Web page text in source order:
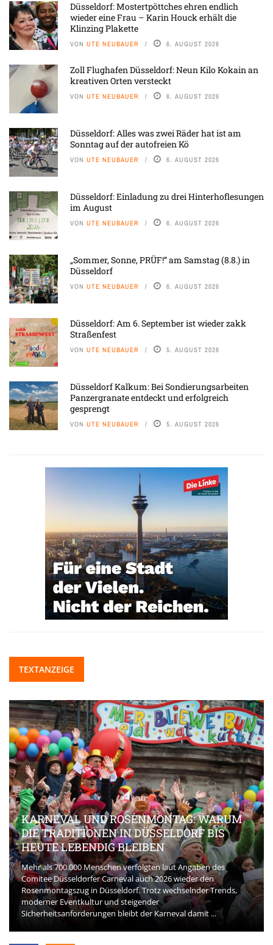
Düsseldorf: Mostertpöttches ehren endlich
wieder eine Frau – Karin Houck erhält die
Klinzing Plakette
VON UTE NEUBAUER 6. AUGUST 2026
Zoll Flughafen Düsseldorf: Neun Kilo Kokain an
kreativen Orten versteckt
VON UTE NEUBAUER 6. AUGUST 2026
Düsseldorf: Alles was zwei Räder hat ist am
Sonntag auf der autofreien Kö
VON UTE NEUBAUER 6. AUGUST 2026
Düsseldorf: Einladung zu drei Hinterhoflesungen
im August
VON UTE NEUBAUER 6. AUGUST 2026
„Sommer, Sonne, PRÜF!“ am Samstag (8.8.) in
Düsseldorf
VON UTE NEUBAUER 6. AUGUST 2026
Düsseldorf: Am 6. September ist wieder zakk
Straßenfest
VON UTE NEUBAUER 5. AUGUST 2026
Düsseldorf Kalkum: Bei Sondierungsarbeiten
Panzergranate entdeckt und erfolgreich
gesprengt
VON UTE NEUBAUER 5. AUGUST 2026
TEXTANZEIGE
KARNEVAL UND ROSENMONTAG: WARUM
DIE TRADITIONEN IN DÜSSELDORF BIS
HEUTE LEBENDIG BLEIBEN
Mehr als 700.000 Menschen verfolgten laut Angaben des
Comitee Düsseldorfer Carneval auch 2026 wieder den
Rosenmontagszug in Düsseldorf. Trotz wechselnder Trends,
moderner Eventkultur und steigender
Sicherheitsanforderungen bleibt der Karneval damit ...